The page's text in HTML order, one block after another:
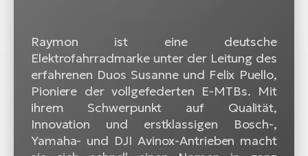
Raymon ist eine deutsche
Elektrofahrradmarke unter der Leitung des
erfahrenen Duos Susanne und Felix Puello,
Pioniere der vollgefederten E-MTBs. Mit
ihrem Schwerpunkt auf Qualität,
Innovation und erstklassigen Bosch-,
Yamaha- und DJI Avinox-Antrieben macht